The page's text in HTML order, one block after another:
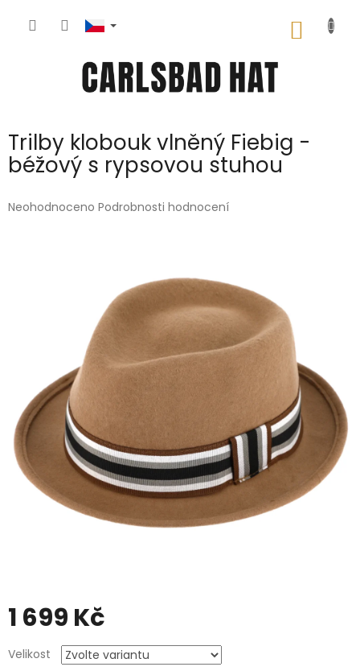
Trilby klobouk vlněný Fiebig -
béžový s rypsovou stuhou
Průměrné
Neohodnoceno Podrobnosti hodnocení
1 699 Kč
cena:
Velikost